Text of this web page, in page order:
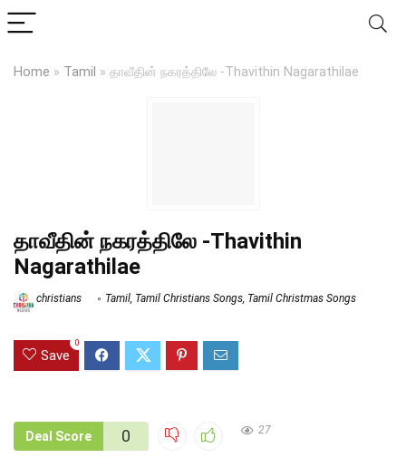
Home » Tamil » தாவீதின் நகரத்திலே -Thavithin Nagarathilae
தாவீதின் நகரத்திலே -Thavithin
Nagarathilae
christians Tamil, Tamil Christians Songs, Tamil Christmas Songs
Save
0
Deal Score 0 27